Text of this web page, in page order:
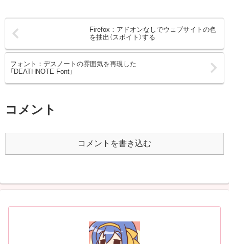
Firefox：アドオンなしでウェブサイトの色
を抽出（スポイト）する
フォント：デスノートの雰囲気を再現した
「DEATHNOTE Font」
コメント
コメントを書き込む